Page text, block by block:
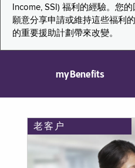
Income, SSI) 福利的經驗。您
願意分享申請或維持這些福利
的重要援助計劃帶來改變。
myBenefits
老客户